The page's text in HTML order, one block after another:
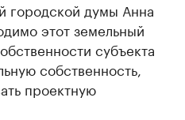
городской думы Анна
этот земельный
субъекта
собственность,
проектную